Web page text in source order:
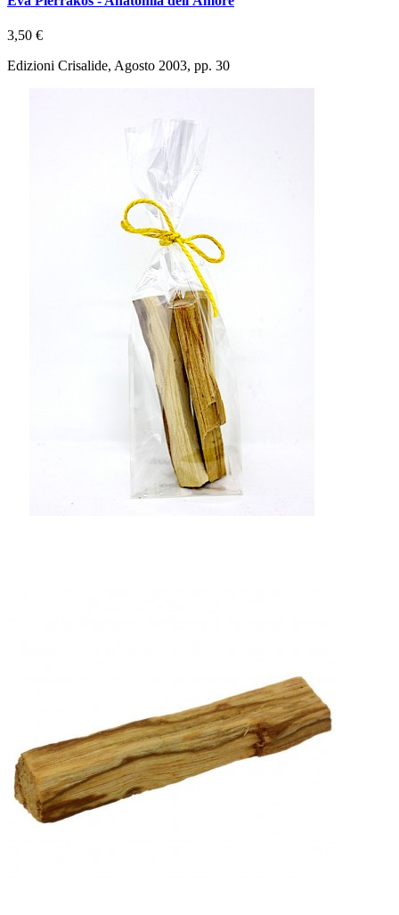
3,50 €
Edizioni Crisalide, Agosto 2003, pp. 30